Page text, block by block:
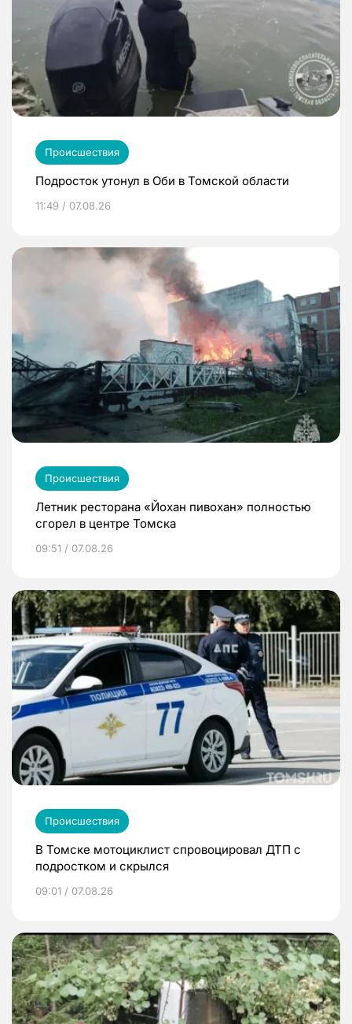
Происшествия
Подросток утонул в Оби в Томской области
11:49 / 07.08.26
Происшествия
Летник ресторана «Йохан пивохан» полностью
сгорел в центре Томска
09:51 / 07.08.26
Происшествия
В Томске мотоциклист спровоцировал ДТП с
подростком и скрылся
09:01 / 07.08.26